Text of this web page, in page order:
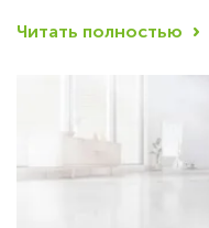
Читать полностью